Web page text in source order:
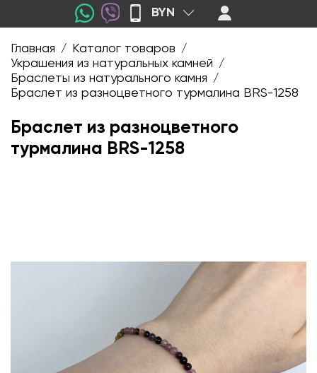
BYN
Главная / Каталог товаров /
Украшения из натуральных камней /
Браслеты из натурального камня /
Браслет из разноцветного турмалина BRS-1258
Браслет из разноцветного
турмалина BRS-1258